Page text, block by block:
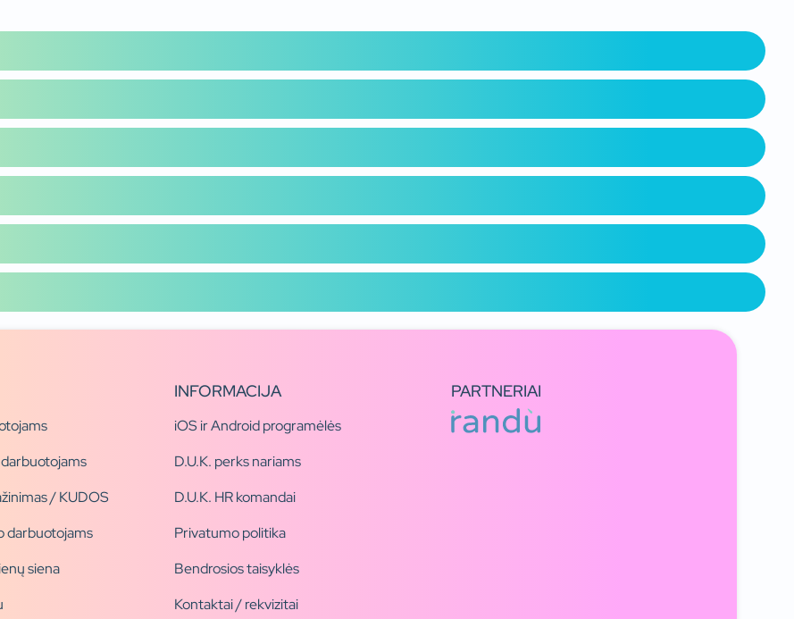
/ KUDOS
darbuotojams
siena
INFORMACIJA
iOS ir Android programėlės
D.U.K. perks nariams
D.U.K. HR komandai
Privatumo politika
Bendrosios taisyklės
Kontaktai / rekvizitai
PARTNERIAI